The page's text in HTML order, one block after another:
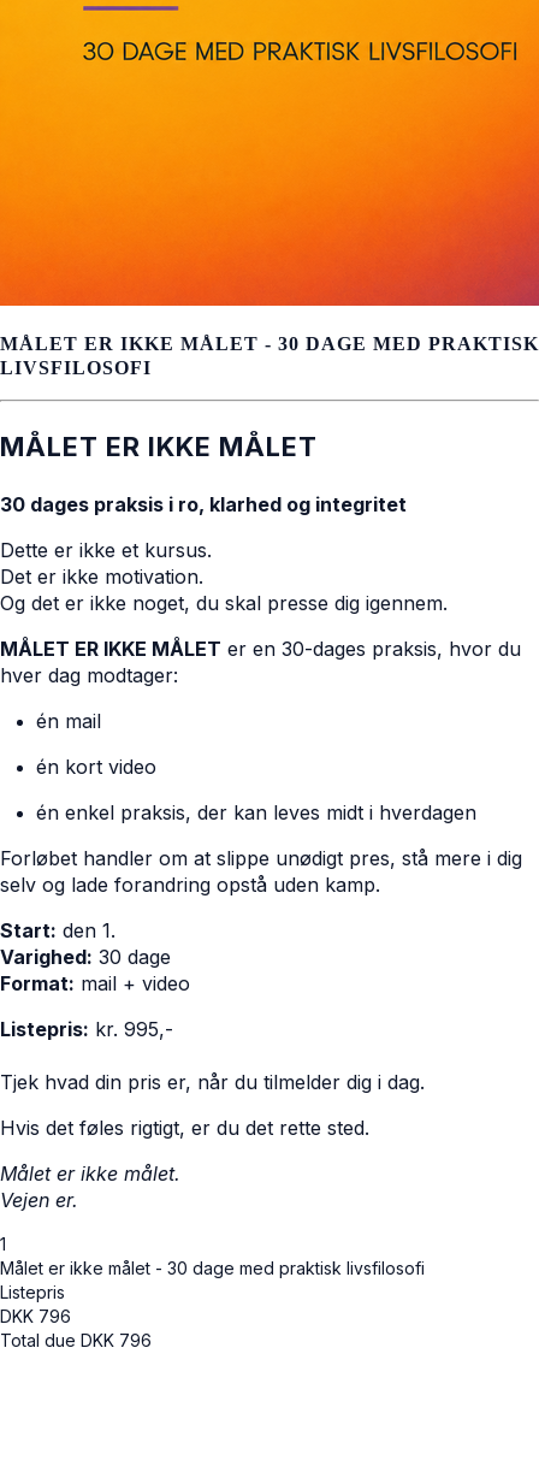
MÅLET ER IKKE MÅLET - 30 DAGE MED PRAKTISK
LIVSFILOSOFI
MÅLET ER IKKE MÅLET
30 dages praksis i ro, klarhed og integritet
Dette er ikke et kursus.
Det er ikke motivation.
Og det er ikke noget, du skal presse dig igennem.
MÅLET ER IKKE MÅLET er en 30-dages praksis, hvor du
hver dag modtager:
én mail
én kort video
én enkel praksis, der kan leves midt i hverdagen
Forløbet handler om at slippe unødigt pres, stå mere i dig
selv og lade forandring opstå uden kamp.
Start: den 1.
Varighed: 30 dage
Format: mail + video
Listepris: kr. 995,-
Tjek hvad din pris er, når du tilmelder dig i dag.
Hvis det føles rigtigt, er du det rette sted.
Målet er ikke målet.
Vejen er.
1
Målet er ikke målet - 30 dage med praktisk livsfilosofi
Listepris
DKK 796
Total due DKK 796